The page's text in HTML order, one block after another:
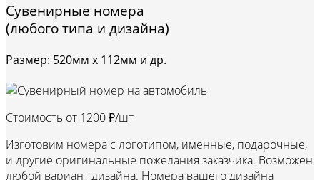
Сувенирные номера
(любого типа и дизайна)
Размер: 520мм х 112мм и др.
Стоимость от 1200 ₽/шт
Изготовим номера с логотипом, именные, подарочные,
и другие оригинальные пожелания заказчика. Возможен
любой вариант дизайна. Номера вашего дизайна